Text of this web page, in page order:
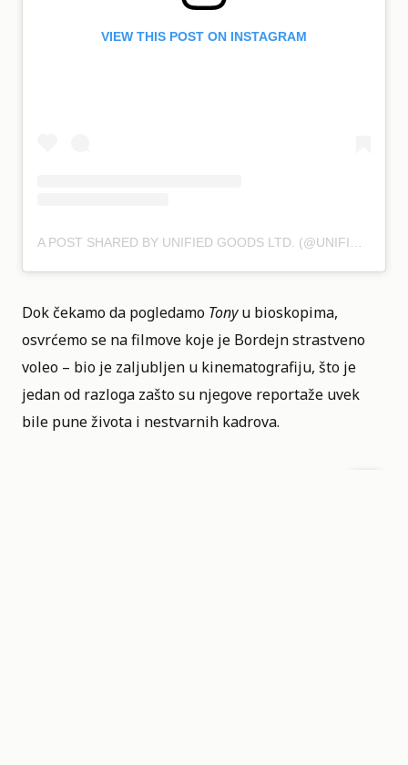
VIEW THIS POST ON INSTAGRAM
Dok čekamo da pogledamo Tonyu bioskopima,
osvrćemo se na filmove koje je Bordejn strastveno
voleo – bio je zaljubljen u kinematografiju, što je
jedan od razloga zašto su njegove reportaže uvek
bile pune života i nestvarnih kadrova.